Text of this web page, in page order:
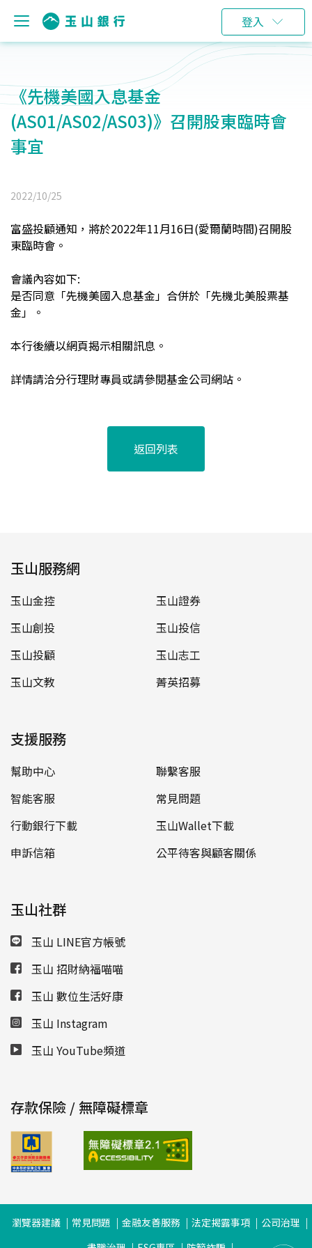
登入
《先機美國入息基金
(AS01/AS02/AS03)》召開股東臨時會
事宜
2022/10/25
富盛投顧通知，將於2022年11月16日(愛爾蘭時間)召開股
東臨時會。
會議內容如下:
是否同意「先機美國入息基金」合併於「先機北美股票基
金」。
本行後續以網頁揭示相關訊息。
詳情請洽分行理財專員或請參閱基金公司網站 。
返回列表
玉山服務網
玉山金控
玉山證券
玉山創投
玉山投信
玉山投顧
玉山志工
玉山文教
菁英招募
支援服務
幫助中心
聯繫客服
智能客服
常見問題
行動銀行下載
玉山Wallet下載
申訴信箱
公平待客與顧客關係
玉山社群
玉山 LINE官方帳號
玉山 招財納福喵喵
玉山 數位生活好康
玉山 Instagram
玉山 YouTube頻道
存款保險 / 無障礙標章
瀏覽器建議 常見問題 金融友善服務 法定揭露事項
公司治理